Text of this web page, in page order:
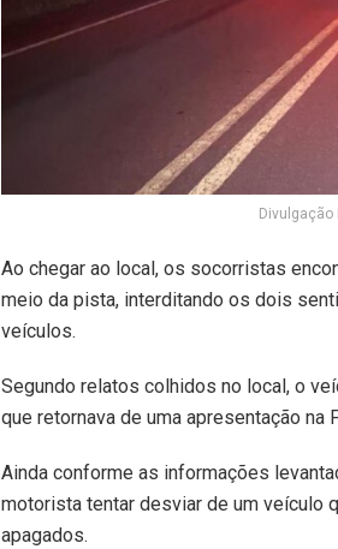
Divulgação
Ao chegar ao local, os socorristas
meio da pista, interditando os dois
veículos.
Segundo relatos colhidos no local, o
que retornava de uma apresentação na
Ainda conforme as informações
motorista tentar desviar de um veículo
apagados.